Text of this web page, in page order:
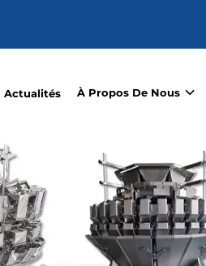
Actualités À Propos De Nous